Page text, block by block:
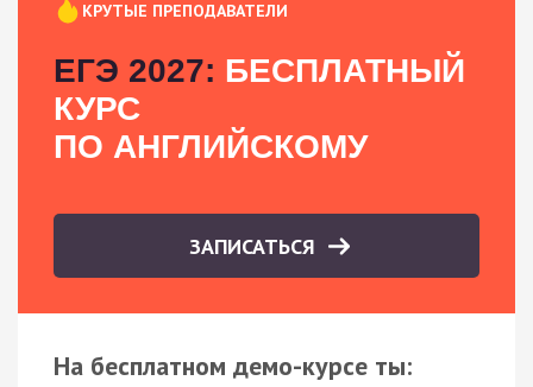
КРУТЫЕ ПРЕПОДАВАТЕЛИ
ЕГЭ 2027: БЕСПЛАТНЫЙ
КУРС
ПО АНГЛИЙСКОМУ
ЗАПИСАТЬСЯ
На бесплатном демо-курсе ты: